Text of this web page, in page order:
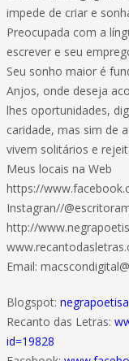
impede de criar e
Preocupada com a
escrever e seu
Seu sonho maior é
Anjos, onde deseja
lhes oportunidades,
caridade, mas sim de
vivem solitários e
Meus locais na Web
https://
Instagran//
http://
Email:
Blogspot:
Recanto das Letras:
id=19828